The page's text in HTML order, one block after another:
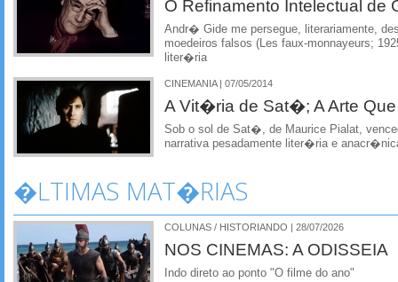
O Refinamento Intelectual de
Andr� Gide me persegue, literariamente,
moedeiros falsos (Les faux-monnayeurs;
liter�ria
CINEMANIA | 07/05/2014
A Vit�ria de Sat�; A Arte
Sob o sol de Sat�, de Maurice Pialat,
narrativa pesadamente liter�ria e
�LTIMAS MAT�RIAS
COLUNAS / HISTORIANDO | 28/07/2026
NOS CINEMAS: A ODISSEIA
Indo direto ao ponto "O filme do ano"